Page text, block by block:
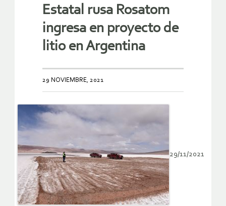
Estatal rusa Rosatom
ingresa en proyecto de
litio en Argentina
29 NOVIEMBRE, 2021
29/11/2021